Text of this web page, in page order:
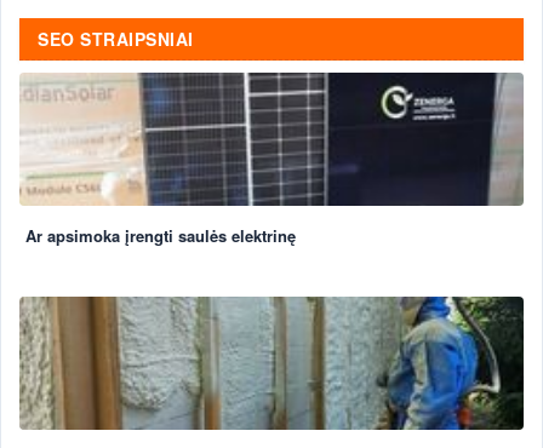
SEO STRAIPSNIAI
Ar apsimoka įrengti saulės elektrinę